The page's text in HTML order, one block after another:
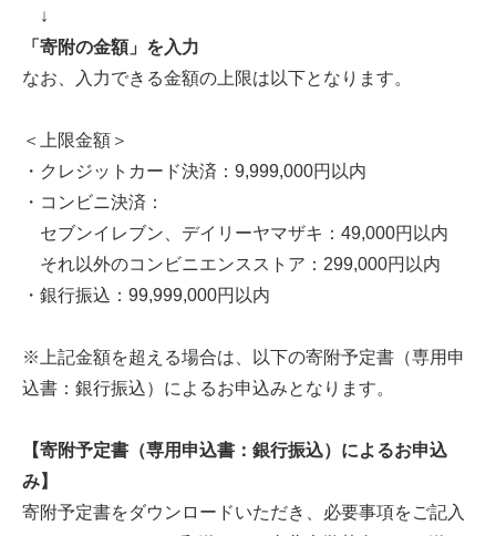
↓
「寄附の金額」を入力
なお、入力できる金額の上限は以下となります。
＜上限金額＞
・クレジットカード決済：9,999,000円以内
・コンビニ決済：
セブンイレブン、デイリーヤマザキ：49,000円以内
それ以外のコンビニエンスストア：299,000円以内
・銀行振込：99,999,000円以内
※上記金額を超える場合は、以下の寄附予定書（専用申
込書：銀行振込）によるお申込みとなります。
【寄附予定書（専用申込書：銀行振込）によるお申込
み】
寄附予定書をダウンロードいただき、必要事項をご記入